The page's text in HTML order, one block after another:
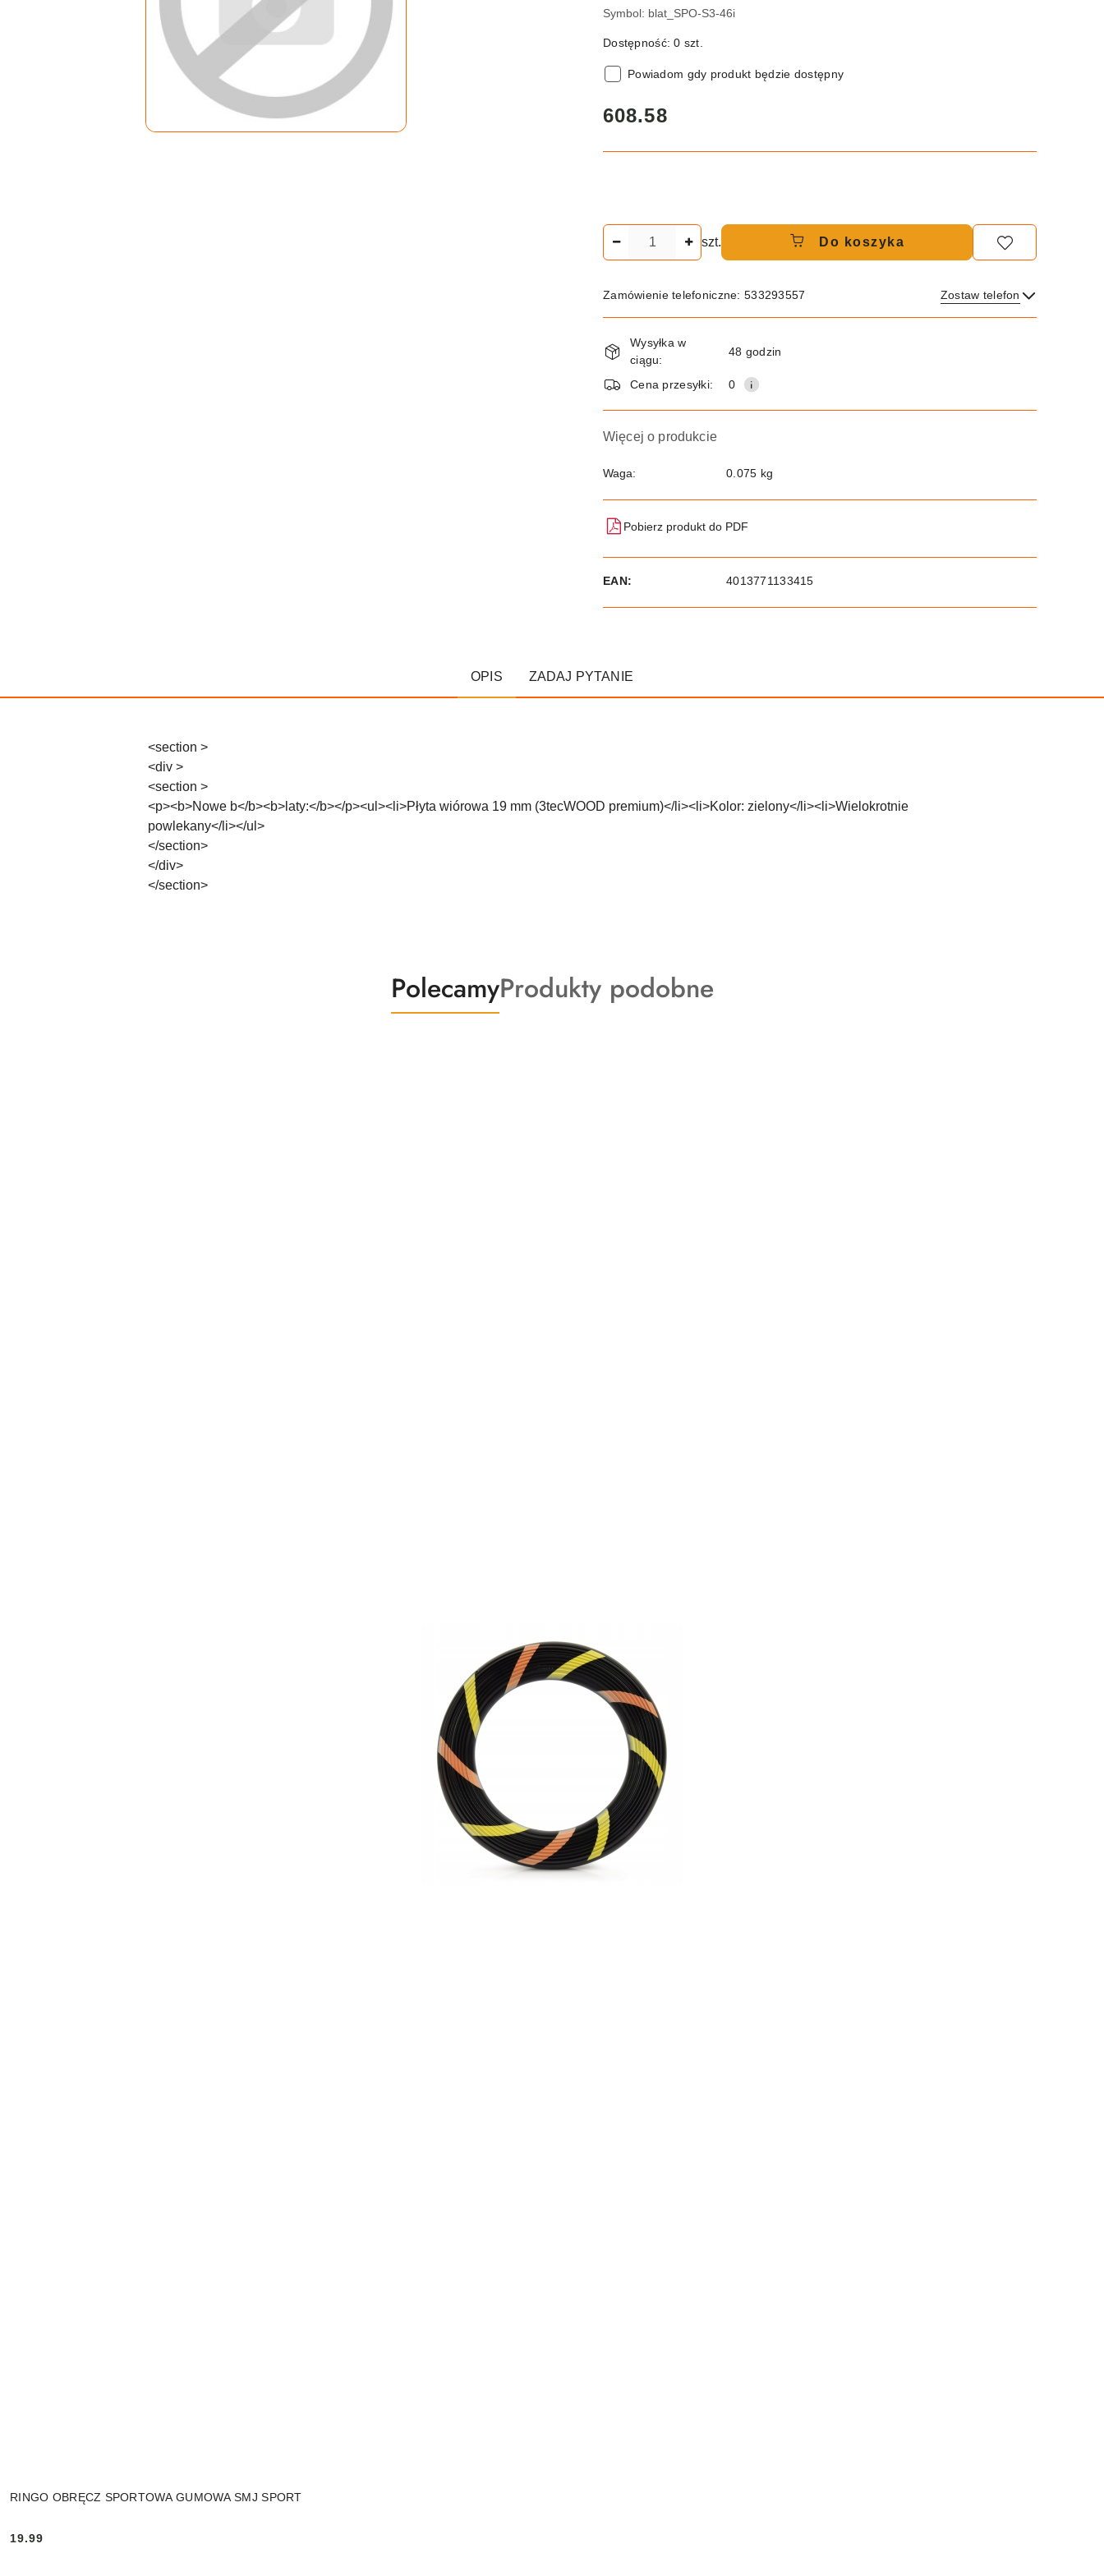
Symbol: blat_SPO-S3-46i
Dostępność:0 szt.
Powiadom gdy produkt będzie dostępny
cena:
608.58
szt. Do koszyka
Zamówienie telefoniczne: 533293557 Zostaw telefon
Wyślij
Dostępność
i
dostawa
Wysyłka w
ciągu:
48 godzin
Cena przesyłki: 0
Więcej o produkcie
Waga: 0.075 kg
Pobierz produkt do PDF
EAN: 4013771133415
OPIS ZADAJ PYTANIE
<section >
<div >
<section >
<p><b>Nowe b</b><b>laty:</b></p><ul><li>Płyta wiórowa 19 mm (3tecWOOD premium)</li><li>Kolor: zielony</li><li>Wielokrotnie
powlekany</li></ul>
</section>
</div>
</section>
Produkty
o
PolecamyProdukty
o
Produkty podobne
RINGO OBRĘCZ SPORTOWA GUMOWA SMJ SPORT
Cena:
19.99